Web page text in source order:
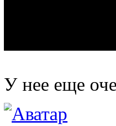
У нее еще